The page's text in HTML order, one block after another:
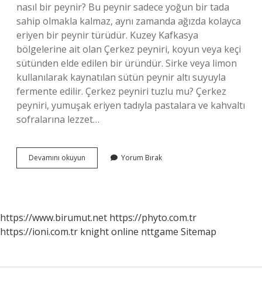
nasıl bir peynir? Bu peynir sadece yoğun bir tada
sahip olmakla kalmaz, aynı zamanda ağızda kolayca
eriyen bir peynir türüdür. Kuzey Kafkasya
bölgelerine ait olan Çerkez peyniri, koyun veya keçi
sütünden elde edilen bir üründür. Sirke veya limon
kullanılarak kaynatılan sütün peynir altı suyuyla
fermente edilir. Çerkez peyniri tuzlu mu? Çerkez
peyniri, yumuşak eriyen tadıyla pastalara ve kahvaltı
sofralarına lezzet…
Devamını okuyun
Peyniri
Yorum Bırak
https://www.birumut.net https://phyto.com.tr
https://ioni.com.tr knight online nttgame Sitemap